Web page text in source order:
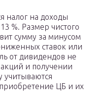
налог на доходы
%. Размер чистого
сумму за минусом
ставок или
от дивидендов не
и получении
учитываются
ЦБ и их